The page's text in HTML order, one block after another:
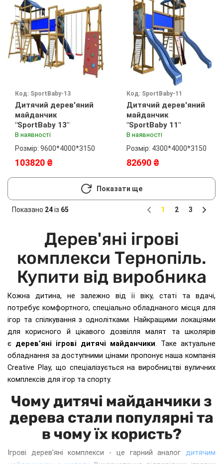
Код: SportBaby-13
Дитячий дерев'яний
майданчик
"SportBaby 13"
В наявності
Розмір: 9600*4000*3150
103820 ₴
Код: SportBaby-11
Дитячий дерев'яний
майданчик
"SportBaby 11"
В наявності
Розмір: 4300*4000*3150
82690 ₴
Показати ще
Показано 24із 65
1 2
3
Дерев'яні ігрові
комплекси Тернопіль.
Купити від виробника
Кожна дитина, не залежно від її віку, статі та вдачі,
потребує комфортного, спеціально обладнаного місця для
ігор та спілкування з однолітками. Найкращими локаціями
для корисного й цікавого дозвілля малят та школярів
є дерев’яні ігрові дитячі майданчики. Таке актуальне
обладнання за доступними цінами пропонує наша компанія
Creative Рlay, що спеціалізується на виробництві вуличних
комплексів для ігор та спорту.
Чому дитячі майданчики з
дерева стали популярні та
в чому їх користь?
Ігрові дерев'яні комплекси - це гарний аналог дитячим